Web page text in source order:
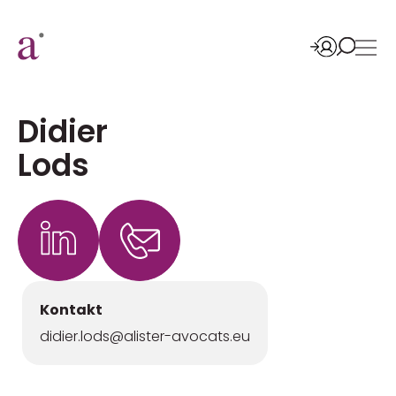
Didier
Lods
Kontakt
didier.lods@alister-avocats.eu